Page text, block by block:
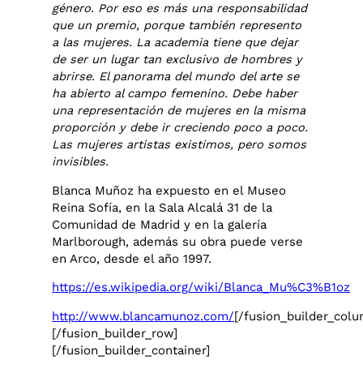
género. Por eso es más una responsabilidad
que un premio, porque también represento
a las mujeres. La academia tiene que dejar
de ser un lugar tan exclusivo de hombres y
abrirse. El panorama del mundo del arte se
ha abierto al campo femenino. Debe haber
una representación de mujeres en la misma
proporción y debe ir creciendo poco a poco.
Las mujeres artistas existimos, pero somos
invisibles.
Blanca Muñoz ha expuesto en el Museo
Reina Sofía, en la Sala Alcalá 31 de la
Comunidad de Madrid y en la galería
Marlborough, además su obra puede verse
en Arco, desde el año 1997.
https://es.wikipedia.org/wiki/Blanca_Mu%C3%B1oz
http://www.blancamunoz.com/[/
[/fusion_builder_row]
[/fusion_builder_container]